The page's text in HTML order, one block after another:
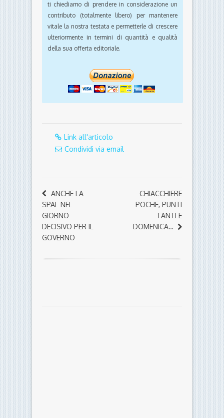
ti chiediamo di prendere in considerazione un
contributo (totalmente libero) per mantenere
vitale la nostra testata e permetterle di crescere
ulteriormente in termini di quantità e qualità
della sua offerta editoriale.
Link all'articolo
Condividi via email
ANCHE LA
SPAL NEL
GIORNO
DECISIVO PER IL
GOVERNO
CHIACCHIERE
POCHE, PUNTI
TANTI E
DOMENICA…